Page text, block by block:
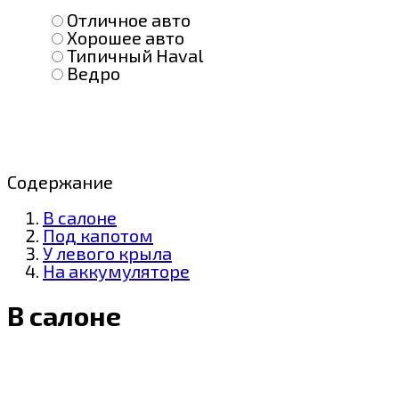
Отличное авто
Хорошее авто
Типичный Haval
Ведро
Содержание
В салоне
Под капотом
У левого крыла
На аккумуляторе
В салоне